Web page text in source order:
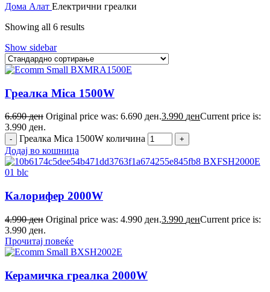
Дома Алат Електрични греалки
Showing all 6 results
Show sidebar
Греалка Mica 1500W
6.690ден Original price was: 6.690 ден.3.990 денCurrent price is:
3.990 ден.
Греалка Mica 1500W количина
Додај во кошница
Калорифер 2000W
4.990ден Original price was: 4.990 ден.3.990 денCurrent price is:
3.990 ден.
Прочитај повеќе
Керамичкa греалка 2000W